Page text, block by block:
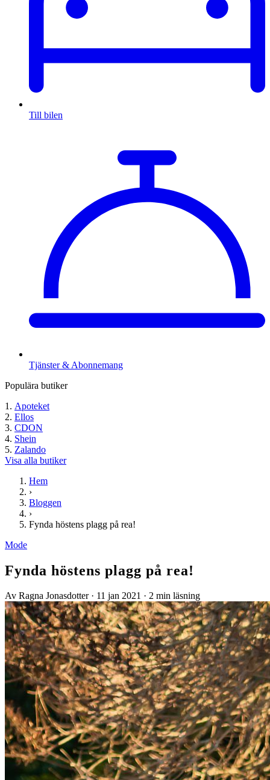
Till bilen
Tjänster & Abonnemang
Populära butiker
Apoteket
Ellos
CDON
Shein
Zalando
Visa alla butiker
Hem
›
Bloggen
›
Fynda höstens plagg på rea!
Mode
Fynda höstens plagg på rea!
Av Ragna Jonasdotter · 11 jan 2021 · 2 min läsning